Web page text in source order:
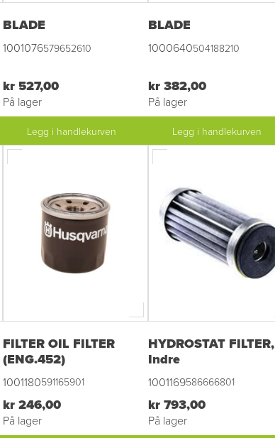
BLADE
1001076579652610
kr 527,00
På lager
Legg i handlekurven
BLADE
1000640504188210
kr 382,00
På lager
Legg i handlekurven
FILTER OIL FILTER
(ENG.452)
1001180591165901
kr 246,00
På lager
HYDROSTAT FILTER,
Indre
1001169586666801
kr 793,00
På lager